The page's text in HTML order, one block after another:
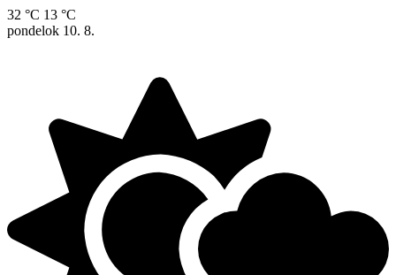
32 °C 13 °C
pondelok 10. 8.